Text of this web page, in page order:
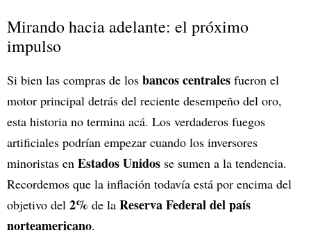
Mirando hacia adelante: el próximo
impulso
Si bien las compras de los bancos centrales fueron el
motor principal detrás del reciente desempeño del oro,
esta historia no termina acá. Los verdaderos fuegos
artificiales podrían empezar cuando los inversores
minoristas en Estados Unidos se sumen a la tendencia.
Recordemos que la inflación todavía está por encima del
objetivo del 2% de la Reserva Federal del país
norteamericano.